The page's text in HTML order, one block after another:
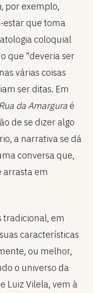
, por exemplo,
estar que toma
coloquial
que “deveria ser
várias coisas
ser ditas. Em
Rua da Amarguraé
de se dizer algo
a narrativa se dá
conversa que,
arrasta em
tradicional, em
características
ou melhor,
o universo da
Luiz Vilela, vem à